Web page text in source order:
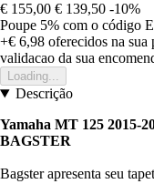
€ 155,00 € 139,50 -10%
Poupe 5% com o código
+€ 6,98 oferecidos na sua
validacao da sua
Loading...
Descrição
Yamaha MT 125 2015-
BAGSTER
Bagster apresenta seu